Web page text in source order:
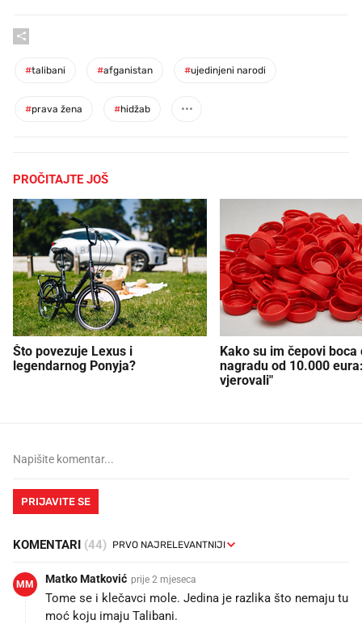
#talibani #afganistan #ujedinjeni narodi
#prava žena #hidžab
PROČITAJTE JOŠ
Što povezuje Lexus i
legendarnog Ponyja?
Kako su im čepovi boca
nagradu od 10.000
vjerovali"
PRIJAVITE SE
KOMENTARI (44)
MM Matko Matković prije 2 mjeseca
Tome se i klečavci mole. Jedina je razlika što nemaju tu
moć koju imaju Talibani.